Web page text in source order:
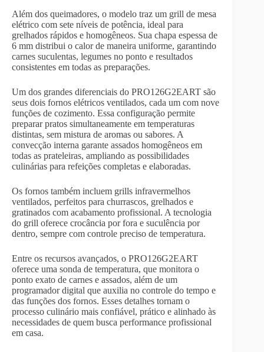
Além dos queimadores, o modelo traz um grill de mesa
elétrico com sete níveis de potência, ideal para
grelhados rápidos e homogêneos. Sua chapa espessa de
6 mm distribui o calor de maneira uniforme, garantindo
carnes suculentas, legumes no ponto e resultados
consistentes em todas as preparações.
Um dos grandes diferenciais do PRO126G2EART são
seus dois fornos elétricos ventilados, cada um com nove
funções de cozimento. Essa configuração permite
preparar pratos simultaneamente em temperaturas
distintas, sem mistura de aromas ou sabores. A
convecção interna garante assados homogêneos em
todas as prateleiras, ampliando as possibilidades
culinárias para refeições completas e elaboradas.
Os fornos também incluem grills infravermelhos
ventilados, perfeitos para churrascos, grelhados e
gratinados com acabamento profissional. A tecnologia
do grill oferece crocância por fora e suculência por
dentro, sempre com controle preciso de temperatura.
Entre os recursos avançados, o PRO126G2EART
oferece uma sonda de temperatura, que monitora o
ponto exato de carnes e assados, além de um
programador digital que auxilia no controle do tempo e
das funções dos fornos. Esses detalhes tornam o
processo culinário mais confiável, prático e alinhado às
necessidades de quem busca performance profissional
em casa.